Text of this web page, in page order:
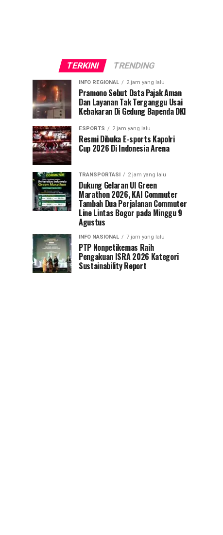
TERKINI TRENDING
INFO REGIONAL 2 jam yang lalu
Pramono Sebut Data Pajak Aman
Dan Layanan Tak Terganggu Usai
Kebakaran Di Gedung Bapenda DKI
ESPORTS 2 jam yang lalu
Resmi Dibuka E-sports Kapolri
Cup 2026 Di Indonesia Arena
TRANSPORTASI 2 jam yang lalu
Dukung Gelaran UI Green
Marathon 2026, KAI Commuter
Tambah Dua Perjalanan Commuter
Line Lintas Bogor pada Minggu 9
Agustus
INFO NASIONAL 7 jam yang lalu
PTP Nonpetikemas Raih
Pengakuan ISRA 2026 Kategori
Sustainability Report